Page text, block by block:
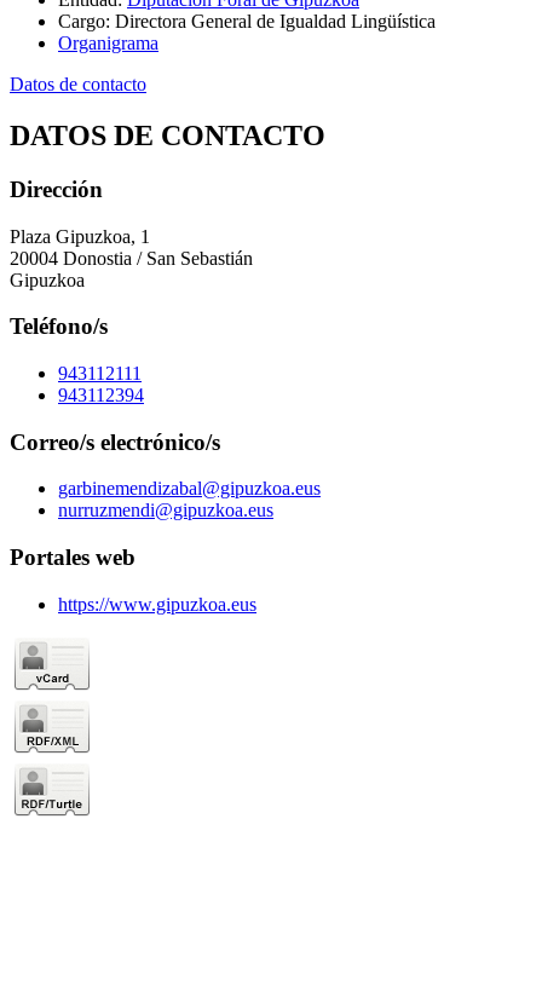
Cargo: Directora General de Igualdad Lingüística
Organigrama
Datos de contacto
DATOS DE CONTACTO
Dirección
Plaza Gipuzkoa, 1
20004 Donostia / San Sebastián
Gipuzkoa
Teléfono/s
943112111
943112394
Correo/s electrónico/s
garbinemendizabal@gipuzkoa.eus
nurruzmendi@gipuzkoa.eus
Portales web
https://www.gipuzkoa.eus